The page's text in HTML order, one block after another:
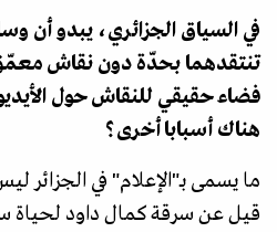
في السياق الجزائري، يبدو أن
تنتقدهما بحدّة دون نقاش
فضاء حقيقي للنقاش حول
هناك أسبابا أخرى؟
ما يسمى بـ"الإعلام" في الجزائر
قيل عن سرقة كمال داود لحياة